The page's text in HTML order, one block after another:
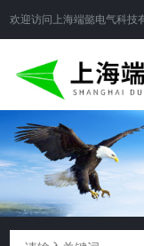
欢迎访问 上海端懿电气科技